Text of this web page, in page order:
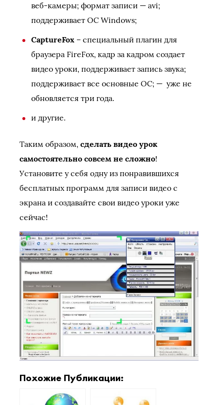
веб-камеры; формат записи — avi;
поддерживает ОС Windows;
CaptureFox – специальный плагин для
браузера FireFox, кадр за кадром создает
видео уроки, поддерживает запись звука;
поддерживает все основные ОС; — уже не
обновляется три года.
и другие.
Таким образом, сделать видео урок
самостоятельно совсем не сложно!
Установите у себя одну из понравившихся
бесплатных программ для записи видео с
экрана и создавайте свои видео уроки уже
сейчас!
Похожие Публикации: